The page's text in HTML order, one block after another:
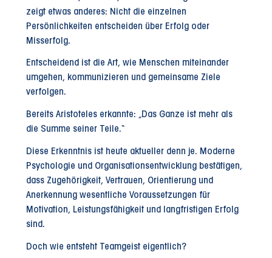
zeigt etwas anderes: Nicht die einzelnen
Persönlichkeiten entscheiden über Erfolg oder
Misserfolg.
Entscheidend ist die Art, wie Menschen miteinander
umgehen, kommunizieren und gemeinsame Ziele
verfolgen.
Bereits Aristoteles erkannte: „Das Ganze ist mehr als
die Summe seiner Teile.“
Diese Erkenntnis ist heute aktueller denn je. Moderne
Psychologie und Organisationsentwicklung bestätigen,
dass Zugehörigkeit, Vertrauen, Orientierung und
Anerkennung wesentliche Voraussetzungen für
Motivation, Leistungsfähigkeit und langfristigen Erfolg
sind.
Doch wie entsteht Teamgeist eigentlich?